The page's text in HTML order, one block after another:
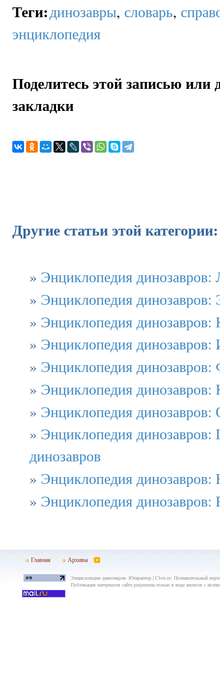
Теги:динозавры, словарь,
энциклопедия
Поделитесь этой записью или
закладки
Другие статьи этой категории:
» Энциклопедия динозавров:
» Энциклопедия динозавров:
» Энциклопедия динозавров:
» Энциклопедия динозавров:
» Энциклопедия динозавров:
» Энциклопедия динозавров:
» Энциклопедия динозавров:
» Энциклопедия динозавров:
динозавров
» Энциклопедия динозавров:
» Энциклопедия динозавров:
Главная Архивы
Энциклопедия динозавров: Ютараптор | Clow.ru: Познавательный
Публикация материалов сайта разрешена только в виде анонсов с